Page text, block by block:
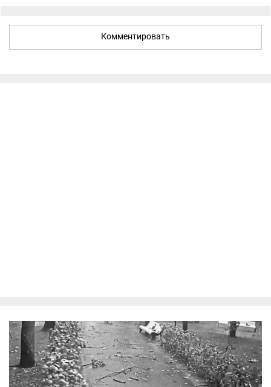
Комментировать